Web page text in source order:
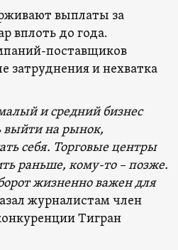
выплаты за
вплоть до года.
поставщиков
затруднения и нехватка
и средний бизнес
выйти на рынок,
себя. Торговые центры
раньше, кому-то – позже.
жизненно важен для
журналистам член
Тигран